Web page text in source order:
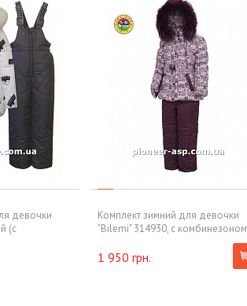
девочки
(с
Комплект зимний для девочки
"Bilemi" 314930, с комбинезоном
1 950 грн.